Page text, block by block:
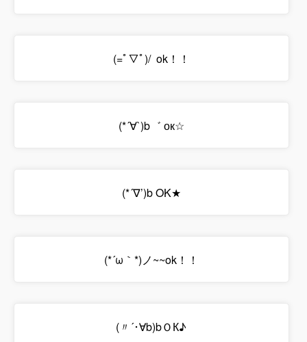
(=ﾟ▽ﾟ)/ ok！！
(*´∀`)b゛ ок☆
(*´∇’)b OK★
(*´ω｀*)ノ~~ok！！
(〃´･∀b)bＯК♪